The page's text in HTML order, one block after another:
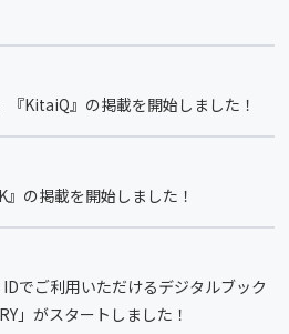
KitaiQ』の掲載を開始しました！
の掲載を開始しました！
でご利用いただけるデジタルブック
」がスタートしました！